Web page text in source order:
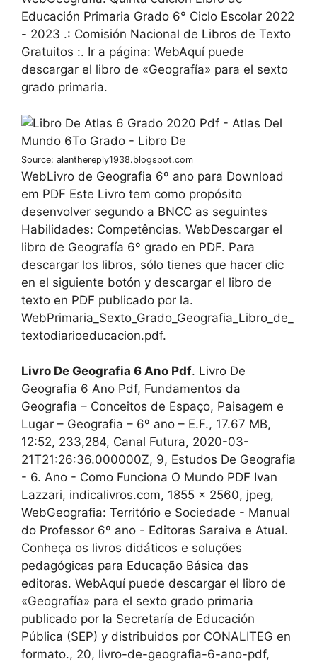
Educación Primaria Grado 6° Ciclo Escolar 2022
- 2023 .: Comisión Nacional de Libros de Texto
Gratuitos :. Ir a página: WebAquí puede
descargar el libro de «Geografía» para el sexto
grado primaria.
Source: alanthereply1938.blogspot.com
WebLivro de Geografia 6º ano para Download
em PDF Este Livro tem como propósito
desenvolver segundo a BNCC as seguintes
Habilidades: Competências. WebDescargar el
libro de Geografía 6º grado en PDF. Para
descargar los libros, sólo tienes que hacer clic
en el siguiente botón y descargar el libro de
texto en PDF publicado por la.
WebPrimaria_Sexto_Grado_Geografia_Libro_de_
textodiarioeducacion.pdf.
Livro De Geografia 6 Ano Pdf. Livro De
Geografia 6 Ano Pdf, Fundamentos da
Geografia – Conceitos de Espaço, Paisagem e
Lugar – Geografia – 6º ano – E.F., 17.67 MB,
12:52, 233,284, Canal Futura, 2020-03-
21T21:26:36.000000Z, 9, Estudos De Geografia
- 6. Ano - Como Funciona O Mundo PDF Ivan
Lazzari, indicalivros.com, 1855 x 2560, jpeg,
WebGeografia: Território e Sociedade - Manual
do Professor 6º ano - Editoras Saraiva e Atual.
Conheça os livros didáticos e soluções
pedagógicas para Educação Básica das
editoras. WebAquí puede descargar el libro de
«Geografía» para el sexto grado primaria
publicado por la Secretaría de Educación
Pública (SEP) y distribuidos por CONALITEG en
formato., 20, livro-de-geografia-6-ano-pdf,